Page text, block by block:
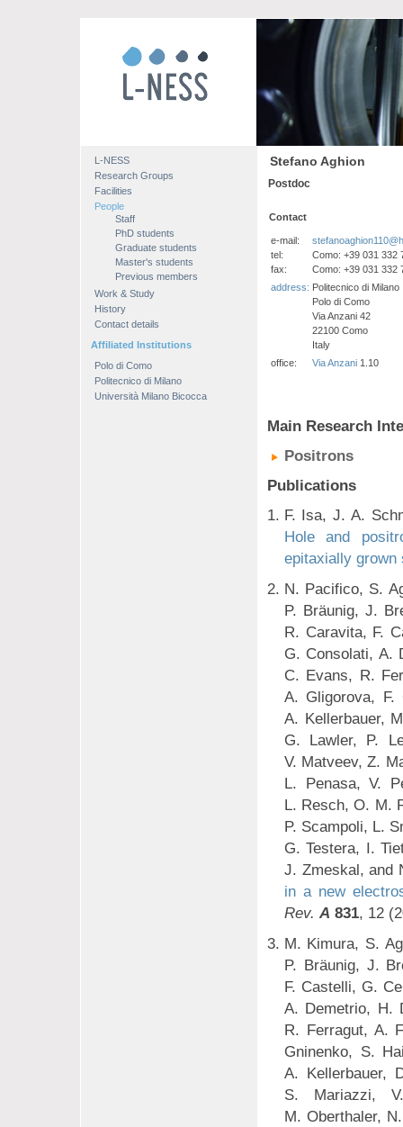
L-NESS
Research Groups
Facilities
People
Staff
PhD students
Graduate students
Master's students
Previous members
Work & Study
History
Contact details
Affiliated Institutions
Polo di Como
Politecnico di Milano
Università Milano Bicocca
Stefano Aghion
Postdoc
Contact
e-mail:
tel:
Como: +39 031 332
fax:
Como: +39 031 332
address: Politecnico di Milano
Polo di Como
Via Anzani 42
22100 Como
Italy
office:
Via Anzani 1.10
Main Research
Positrons
Publications
F. Isa, J. A.
Hole and
epitaxially grown
N. Pacifico, S.
P. Bräunig, J.
R. Caravita, F.
G. Consolati, A.
C. Evans, R.
A. Gligorova, F.
A. Kellerbauer,
G. Lawler, P.
V. Matveev, Z.
L. Penasa, V.
L. Resch, O. M.
P. Scampoli, L.
G. Testera, I.
J. Zmeskal, and
in a new
Rev. A 831, 12
M. Kimura, S.
P. Bräunig, J.
F. Castelli, G.
A. Demetrio, H.
R. Ferragut, A.
Gninenko, S.
A. Kellerbauer,
S. Mariazzi,
M. Oberthaler,